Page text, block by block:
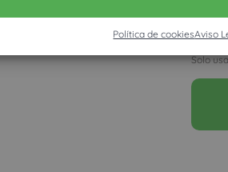
Política de cookiesAviso
Solo